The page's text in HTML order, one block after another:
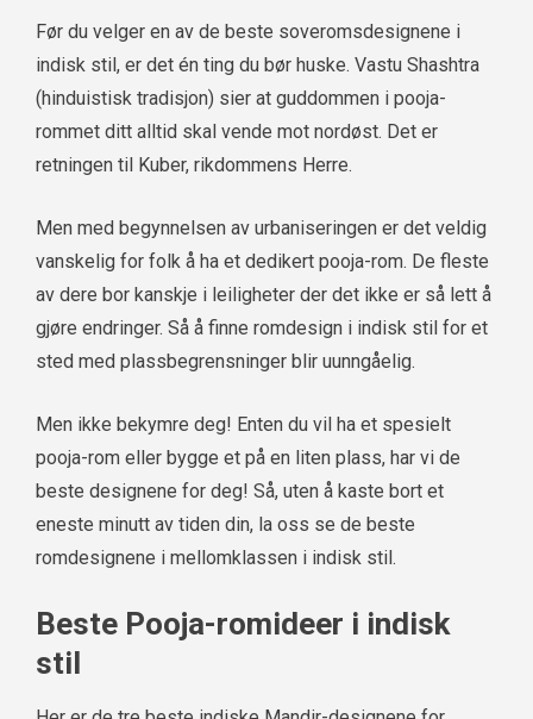
Før du velger en av de beste soveromsdesignene i
indisk stil, er det én ting du bør huske. Vastu Shashtra
(hinduistisk tradisjon) sier at guddommen i pooja-
rommet ditt alltid skal vende mot nordøst. Det er
retningen til Kuber, rikdommens Herre.
Men med begynnelsen av urbaniseringen er det veldig
vanskelig for folk å ha et dedikert pooja-rom. De fleste
av dere bor kanskje i leiligheter der det ikke er så lett å
gjøre endringer. Så å finne romdesign i indisk stil for et
sted med plassbegrensninger blir uunngåelig.
Men ikke bekymre deg! Enten du vil ha et spesielt
pooja-rom eller bygge et på en liten plass, har vi de
beste designene for deg! Så, uten å kaste bort et
eneste minutt av tiden din, la oss se de beste
romdesignene i mellomklassen i indisk stil.
Beste Pooja-romideer i indisk
stil